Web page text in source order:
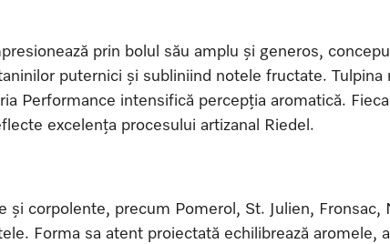
prin bolul său amplu și generos,
puternici și subliniind notele fructate.
Performance intensifică percepția aromatică.
excelența procesului artizanal Riedel.
și corpolente, precum Pomerol, St. Julien,
Forma sa atent proiectată echilibrează aromele,